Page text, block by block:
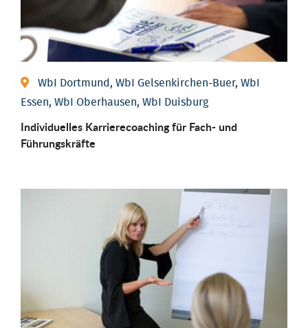
WbI Dortmund, WbI Gelsenkirchen-Buer, WbI
Essen, WbI Oberhausen, WbI Duisburg
Individu­elles Karrierecoaching für Fach-­ und
Führungs­kräfte